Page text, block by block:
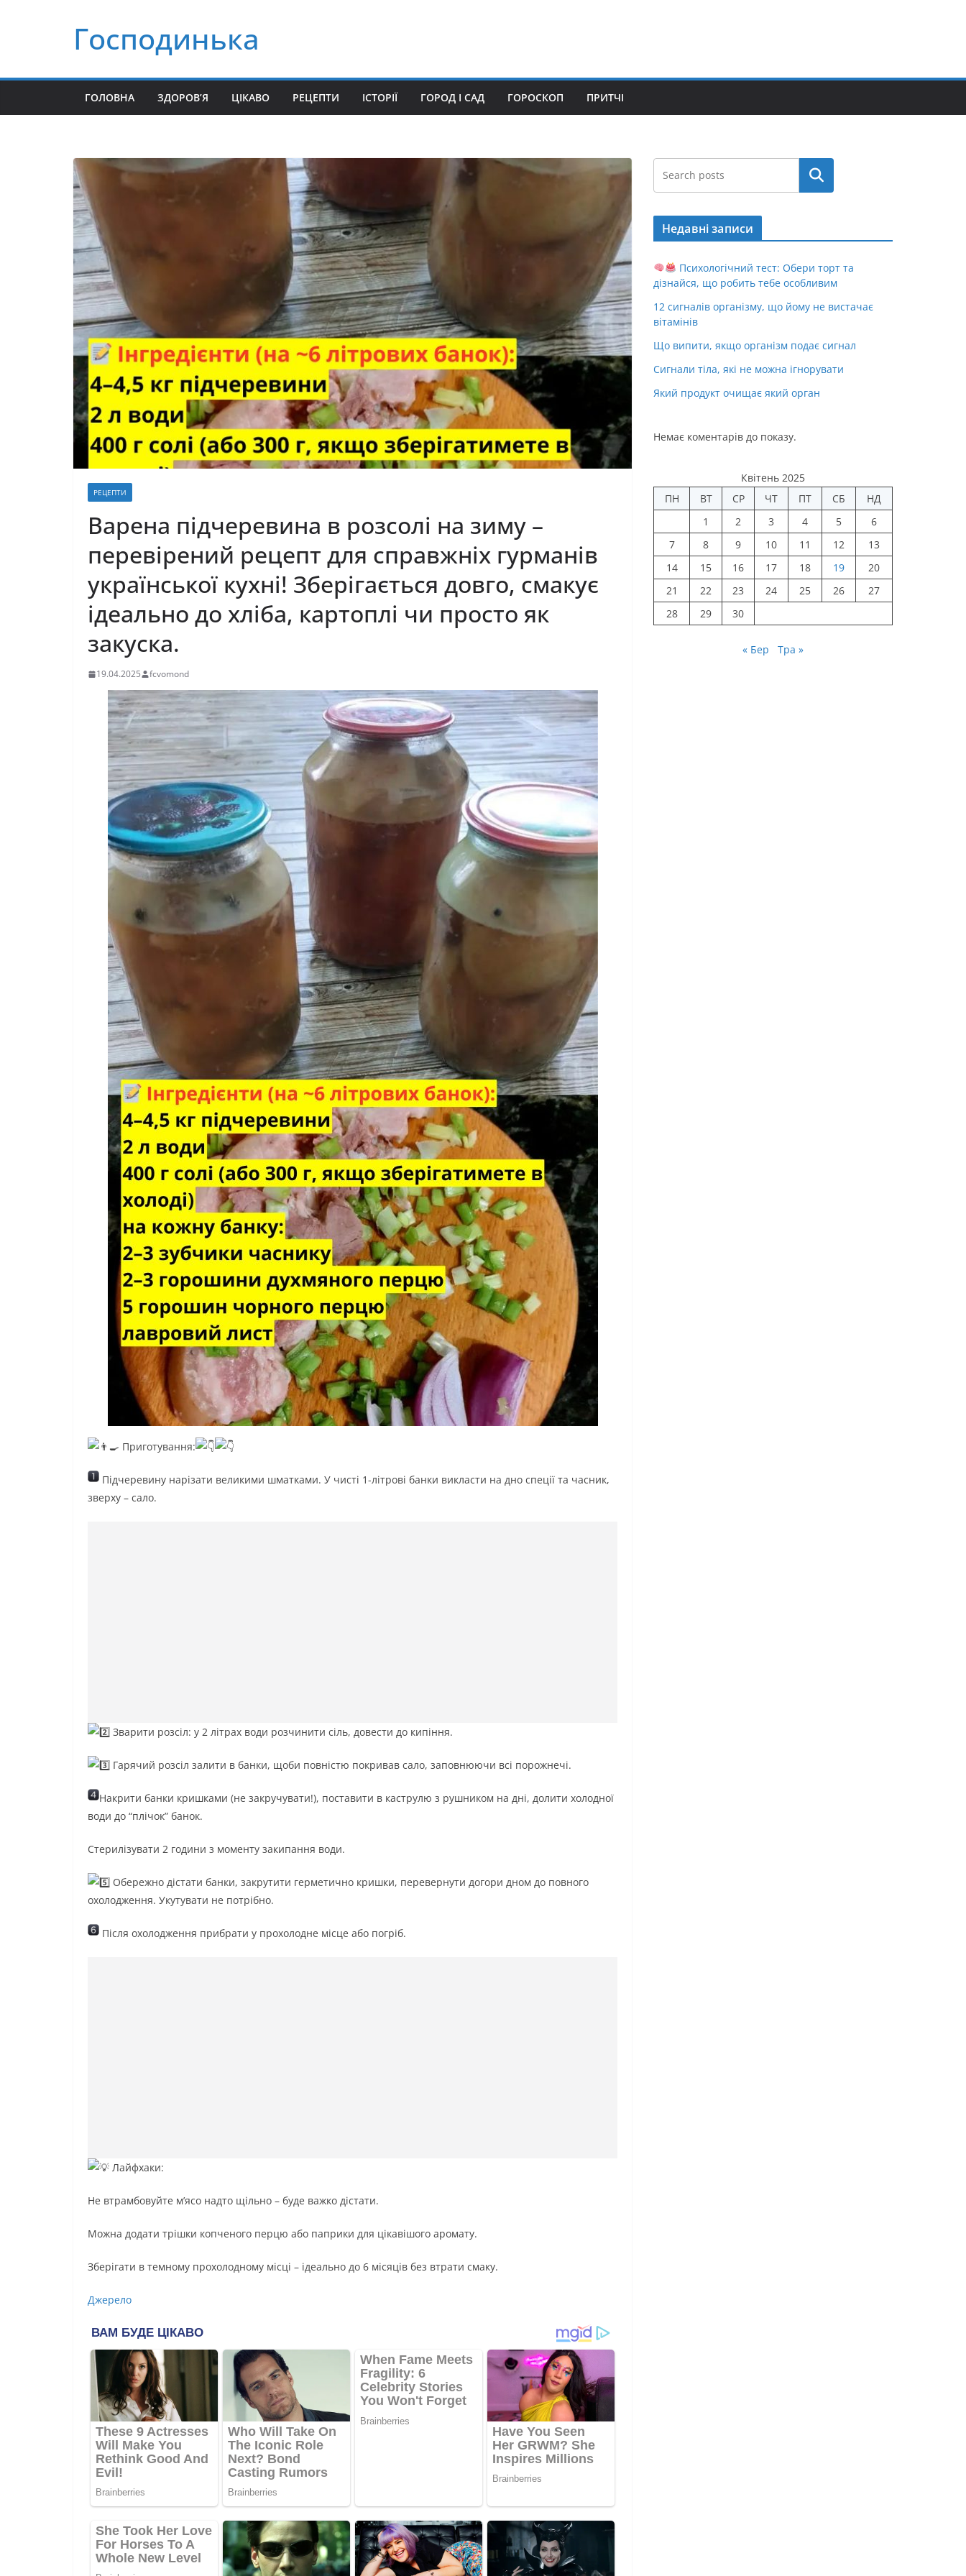
Господинька
ГОЛОВНА ЗДОРОВ’Я ЦІКАВО РЕЦЕПТИ ІСТОРІЇ ГОРОД І САД ГОРОСКОП ПРИТЧІ
РЕЦЕПТИ
Варена підчеревина в розсолі на зиму –
перевірений рецепт для справжніх гурманів
української кухні! Зберігається довго, смакує
ідеально до хліба, картоплі чи просто як
закуска.
19.04.2025 fcvomond
Приготування:
Підчеревину нарізати великими шматками. У чисті 1-літрові банки викласти на дно спеції та часник,
зверху – сало.
Зварити розсіл: у 2 літрах води розчинити сіль, довести до кипіння.
Гарячий розсіл залити в банки, щоби повністю покривав сало, заповнюючи всі порожнечі.
Накрити банки кришками (не закручувати!), поставити в каструлю з рушником на дні, долити холодної
води до “плічок” банок.
Стерилізувати 2 години з моменту закипання води.
Обережно дістати банки, закрутити герметично кришки, перевернути догори дном до повного
охолодження. Укутувати не потрібно.
Після охолодження прибрати у прохолодне місце або погріб.
Лайфхаки:
Не втрамбовуйте м’ясо надто щільно – буде важко дістати.
Можна додати трішки копченого перцю або паприки для цікавішого аромату.
Зберігати в темному прохолодному місці – ідеально до 6 місяців без втрати смаку.
Джерело
Пошук
Недавні записи
Психологічний тест: Обери торт та
дізнайся, що робить тебе особливим
12 сигналів організму, що йому не вистачає
вітамінів
Що випити, якщо організм подає сигнал
Сигнали тіла, які не можна ігнорувати
Який продукт очищає який орган
Немає коментарів до показу.
Квітень 2025
ПН
ВТ СР ЧТ ПТ СБ
НД
1
2 3 4 5
6
7
8 9 10 11 12
13
14
15 16 17 18 19
20
21
22 23 24 25 26
27
28
29 30
« Бер Тра »